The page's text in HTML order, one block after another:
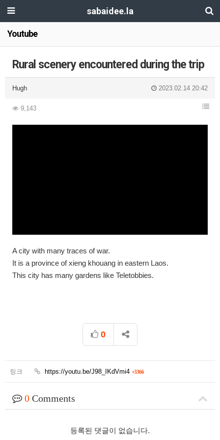
sabaidee.la
Youtube
Rural scenery encountered during the trip
Hugh 2023.02.14 20:42
9,143
A city with many traces of war.
It is a province of xieng khouang in eastern Laos.
This city has many gardens like Teletobbies.
0
링크 https://youtu.be/J98_IKdVmi4 +3366
0 Comments
등록된 댓글이 없습니다.